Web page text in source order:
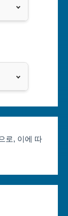
로, 이에 따